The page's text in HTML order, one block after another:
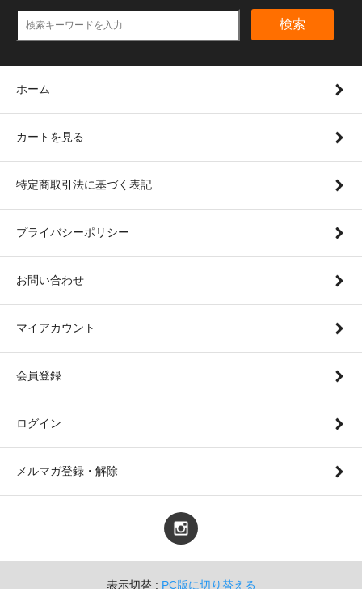
検索
ホーム
カートを見る
特定商取引法に基づく表記
プライバシーポリシー
お問い合わせ
マイアカウント
会員登録
ログイン
メルマガ登録・解除
表示切替 : PC版に切り替える